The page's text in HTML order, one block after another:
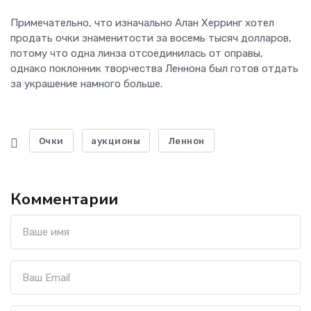
Примечательно, что изначально Алан Херринг хотел
продать очки знаменитости за восемь тысяч долларов,
потому что одна линза отсоединилась от оправы,
однако поклонник творчества Леннона был готов отдать
за украшение намного больше.
Очки аукционы Леннон
Комментарии